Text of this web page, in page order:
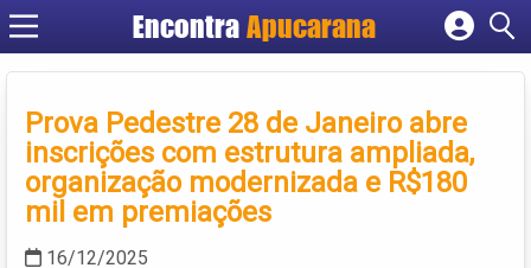
Encontra Apucarana
Cadastrar empresa
Criar conta
Prova Pedestre 28 de Janeiro abre
inscrições com estrutura ampliada,
organização modernizada e R$180
mil em premiações
16/12/2025